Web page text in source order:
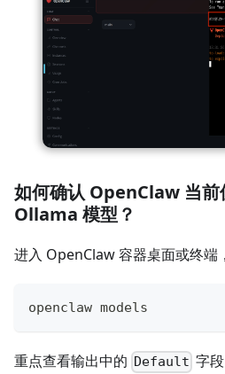
如何确认 OpenClaw 当前
Ollama 模型？
进入 OpenClaw 容器桌面或终端
openclaw models
重点查看输出中的 Default 字